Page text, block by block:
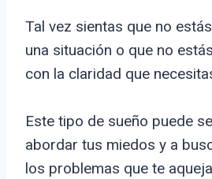
Tal vez sientas que no
una situación o que no
con la claridad que
Este tipo de sueño puede
abordar tus miedos y a
los problemas que te